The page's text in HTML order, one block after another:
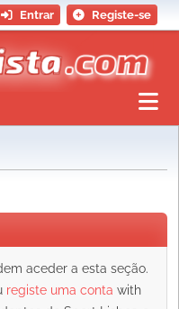
Entrar Registe-se
aceder a esta seção.
registe uma conta with